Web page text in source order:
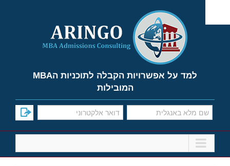
content
למד על אפשרויות הקבלה לתוכניות הMBA
המובילות